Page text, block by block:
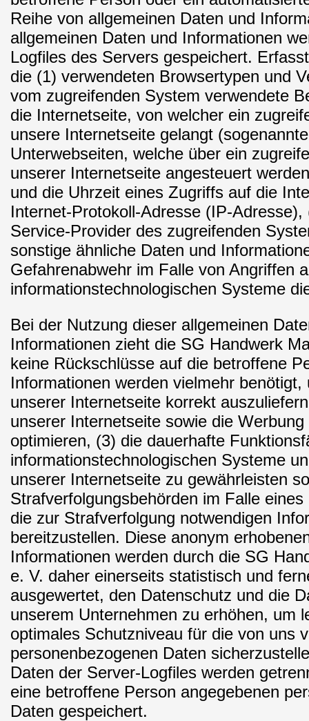
Reihe von allgemeinen Daten und
allgemeinen Daten und Informationen
Logfiles des Servers gespeichert.
die (1) verwendeten Browsertypen und
vom zugreifenden System verwendete
die Internetseite, von welcher ein
unsere Internetseite gelangt
Unterwebseiten, welche über ein
unserer Internetseite angesteuert
und die Uhrzeit eines Zugriffs auf die
Internet-Protokoll-Adresse (IP-
Service-Provider des zugreifenden
sonstige ähnliche Daten und
Gefahrenabwehr im Falle von Angriffen
informationstechnologischen Systeme
Bei der Nutzung dieser allgemeinen
Informationen zieht die SG Handwerk
keine Rückschlüsse auf die betroffene
Informationen werden vielmehr
unserer Internetseite korrekt
unserer Internetseite sowie die
optimieren, (3) die dauerhafte
informationstechnologischen Systeme
unserer Internetseite zu gewährleisten
Strafverfolgungsbehörden im Falle
die zur Strafverfolgung notwendigen
bereitzustellen. Diese anonym
Informationen werden durch die SG
e. V. daher einerseits statistisch und
ausgewertet, den Datenschutz und die
unserem Unternehmen zu erhöhen, um
optimales Schutzniveau für die von uns
personenbezogenen Daten
Daten der Server-Logfiles werden
eine betroffene Person angegebenen
Daten gespeichert.